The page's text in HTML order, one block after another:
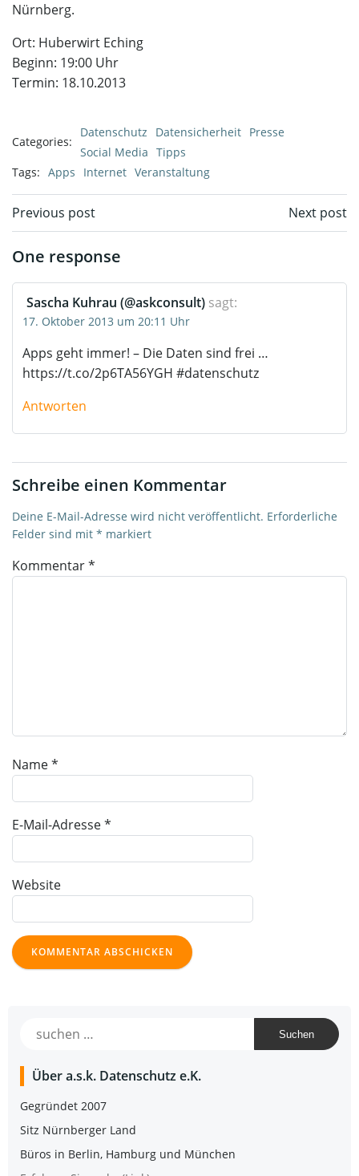
Nürnberg.
Ort: Huber­wirt Eching
Beginn: 19:00 Uhr
Ter­min: 18.10.2013
Categories:
Datenschutz Datensicherheit Presse
Social Media Tipps
Tags: Apps Internet Veranstaltung
Post
navigation
Previous post Next post
One response
Sascha Kuhrau (@askconsult) sagt:
17. Oktober 2013 um 20:11 Uhr
Apps geht immer! – Die Daten sind frei …
https://t.co/2p6TA56YGH #daten­schutz
Antworten
Schreibe einen Kommentar
Deine E-Mail-Adresse wird nicht veröffentlicht. Erforderliche
Felder sind mit * markiert
Kommentar*
Name*
E-Mail-Adresse*
Website
Suchen
Über a.s.k. Daten­schutz e.K.
Gegrün­det 2007
Sitz Nürn­ber­ger Land
Büros in Ber­lin, Ham­burg und München